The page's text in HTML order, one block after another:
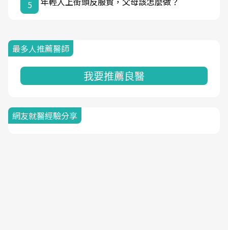
5
最多人推薦醫師
我要推薦良醫
網友就醫經驗分享